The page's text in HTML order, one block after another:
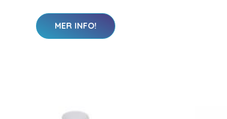
MER INFO!